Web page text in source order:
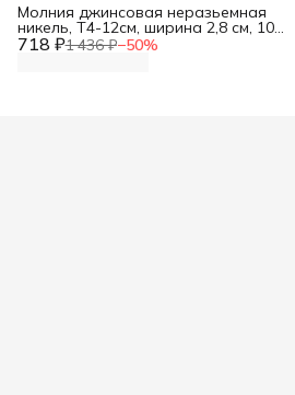
718 ₽1 436 ₽−50%
Молния джинсовая неразьемная
никель, Т4-12см, ширина 2,8 см, 10
шт/упак, Айрис